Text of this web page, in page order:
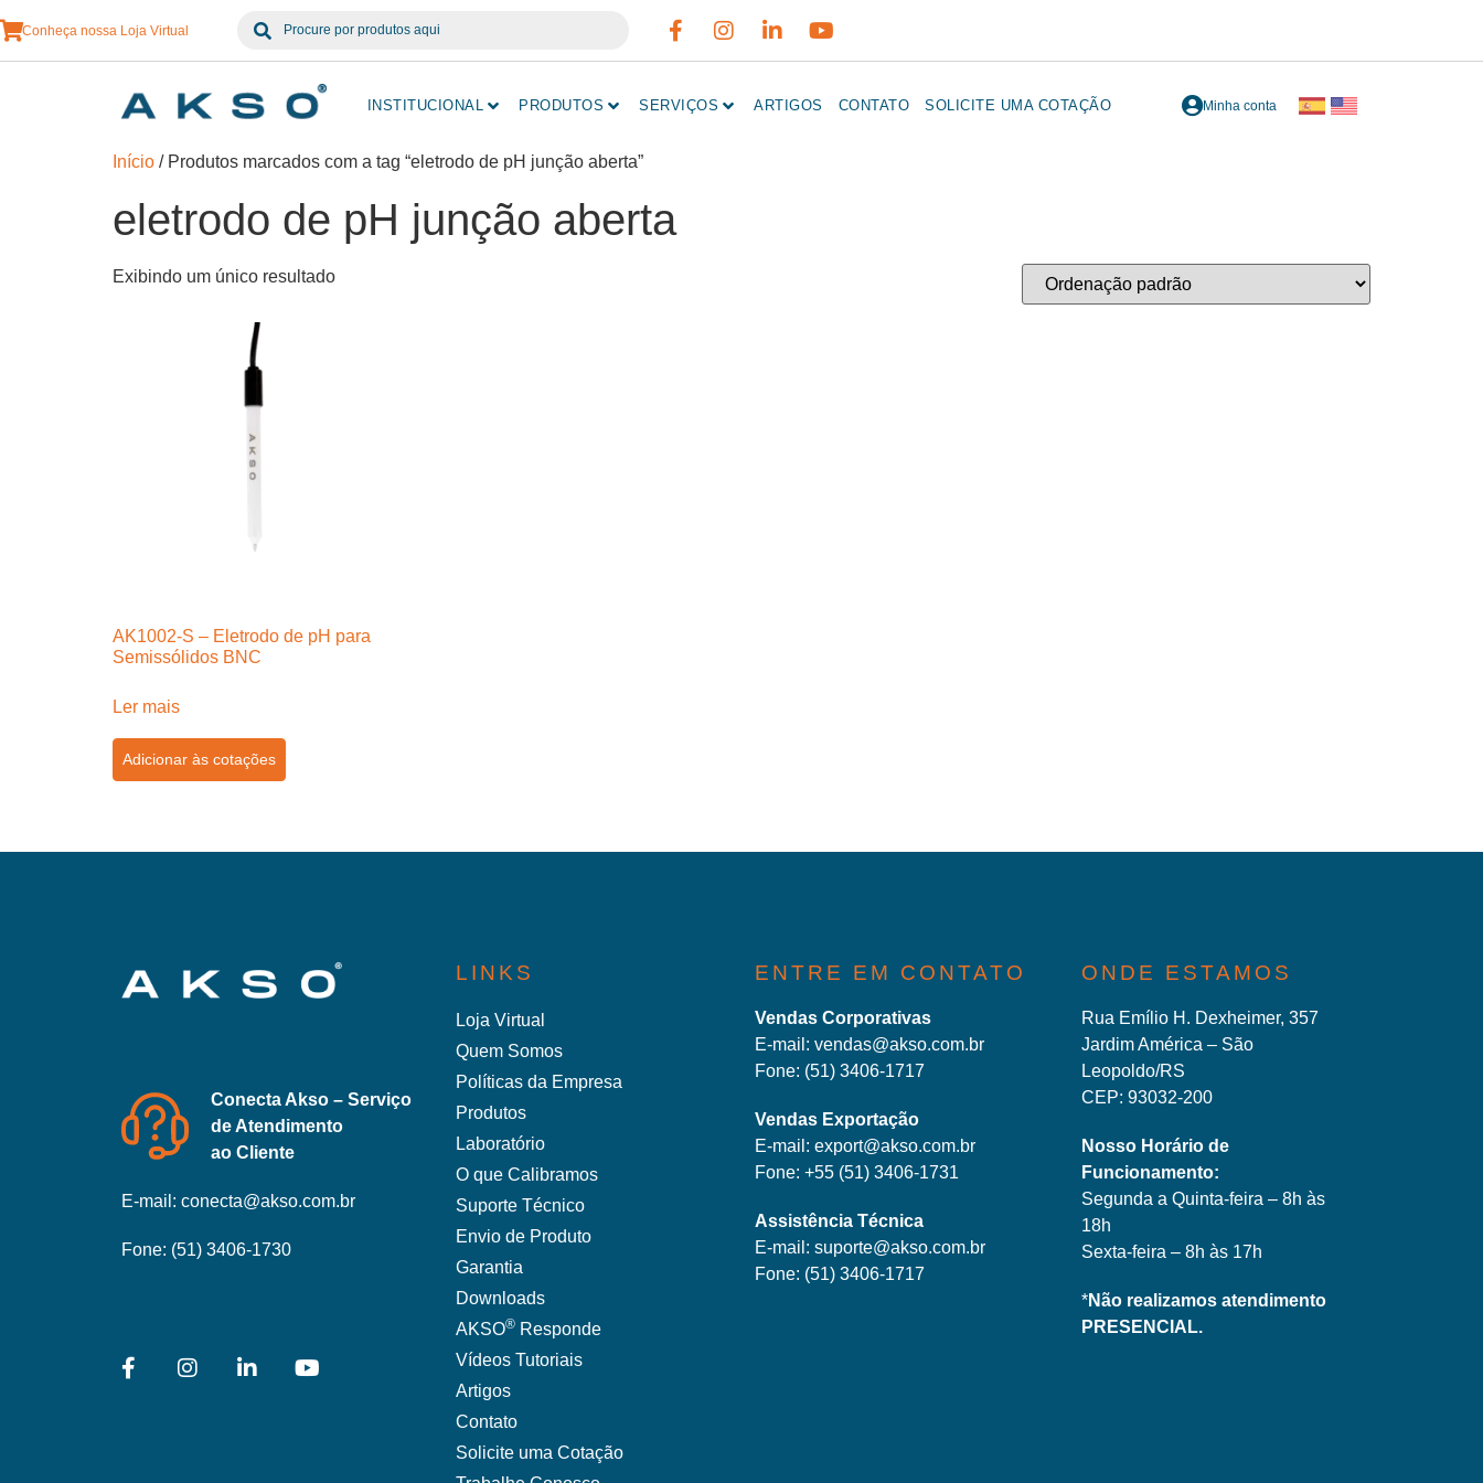
Conheça nossa Loja Virtual
INSTITUCIONAL PRODUTOS SERVIÇOS ARTIGOS CONTATO SOLICITE UMA COTAÇÃO Minha conta
Início / Produtos marcados com a tag “eletrodo de pH junção aberta”
eletrodo de pH junção aberta
Exibindo um único resultado
AK1002-S – Eletrodo de pH para
Semissólidos BNC
Ler mais
Adicionar às cotações
Conecta Akso – Serviço
de Atendimento
ao Cliente
E-mail: conecta@akso.com.br
Fone: (51) 3406-1730
LINKS
Loja Virtual
Quem Somos
Políticas da Empresa
Produtos
Laboratório
O que Calibramos
Suporte Técnico
Envio de Produto
Garantia
Downloads
AKSO® Responde
Vídeos Tutoriais
Artigos
Contato
Solicite uma Cotação
ENTRE EM CONTATO
Vendas Corporativas
E-mail:vendas@akso.com.br
Fone: (51) 3406-1717
Vendas Exportação
E-mail:export@akso.com.br
Fone:+55 (51) 3406-1731
Assistência Técnica
E-mail:suporte@akso.com.br
Fone: (51) 3406-1717
ONDE ESTAMOS
Rua Emílio H. Dexheimer, 357
Jardim América – São
Leopoldo/RS
CEP: 93032-200
Nosso Horário de
Funcionamento:
Segunda a Quinta-feira – 8h às
18h
Sexta-feira – 8h às 17h
*Não realizamos atendimento
PRESENCIAL.